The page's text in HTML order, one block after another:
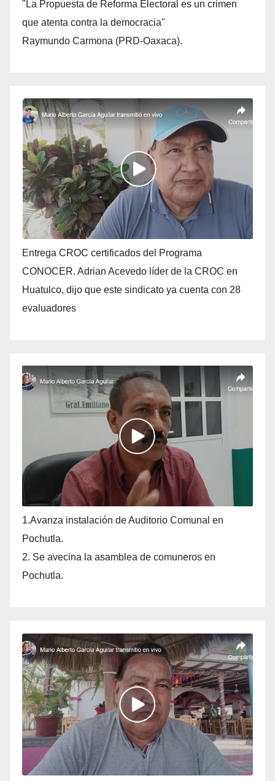
"La Propuesta de Reforma Electoral es un crimen
que atenta contra la democracia"
Raymundo Carmona (PRD-Oaxaca).
Entrega CROC certificados del Programa
CONOCER. Adrian Acevedo líder de la CROC en
Huatulco, dijo que este sindicato ya cuenta con 28
evaluadores
1.Avanza instalación de Auditorio Comunal en
Pochutla.
2. Se avecina la asamblea de comuneros en
Pochutla.